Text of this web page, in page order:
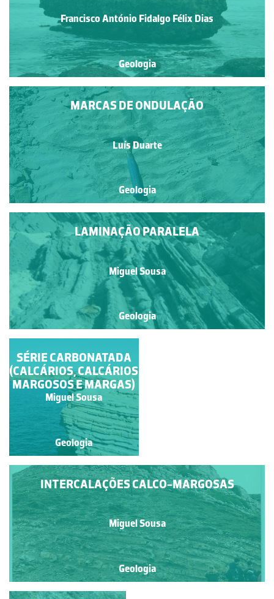
Francisco António Fidalgo Félix Dias
Geologia
MARCAS DE ONDULAÇÃO
Luís Duarte
Geologia
LAMINAÇÃO PARALELA
Miguel Sousa
Geologia
PENEDO DO GUINCHO
Miguel Sousa
Geologia
SÉRIE CARBONATADA
(CALCÁRIOS, CALCÁRIOS
MARGOSOS E MARGAS)
Miguel Sousa
Geologia
INTERCALAÇÕES CALCO-MARGOSAS
Miguel Sousa
Geologia